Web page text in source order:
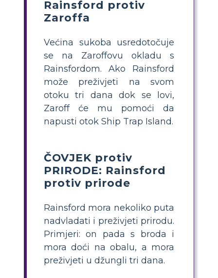
Rainsford protiv
Zaroffa
Većina sukoba usredotočuje
se na Zaroffovu okladu s
Rainsfordom. Ako Rainsford
može preživjeti na svom
otoku tri dana dok se lovi,
Zaroff će mu pomoći da
napusti otok Ship Trap Island.
ČOVJEK protiv
PRIRODE: Rainsford
protiv prirode
Rainsford mora nekoliko puta
nadvladati i preživjeti prirodu.
Primjeri: on pada s broda i
mora doći na obalu, a mora
preživjeti u džungli tri dana.